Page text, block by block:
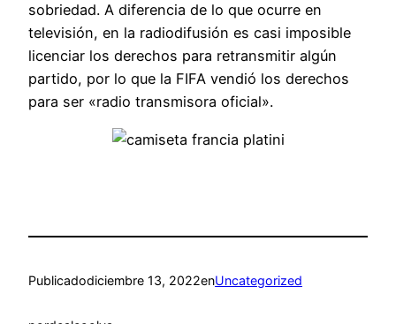
sobriedad. A diferencia de lo que ocurre en
televisión, en la radiodifusión es casi imposible
licenciar los derechos para retransmitir algún
partido, por lo que la FIFA vendió los derechos
para ser «radio transmisora oficial».
Publicadodiciembre 13, 2022enUncategorized